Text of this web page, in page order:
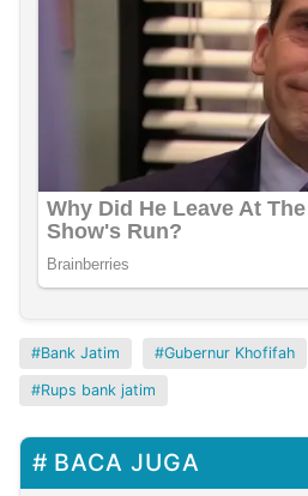
Bank Jatim Gubernur Khofifah
Rups bank jatim
BACA JUGA